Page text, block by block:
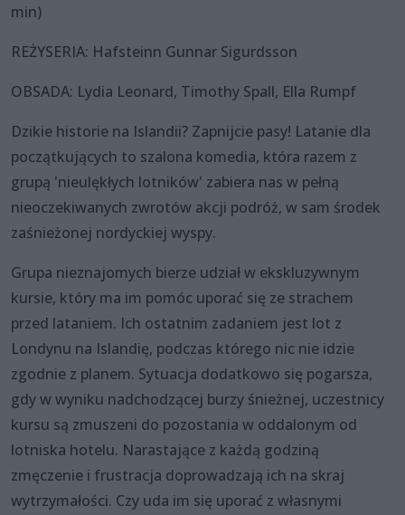
min)
REŻYSERIA: Hafsteinn Gunnar Sigurdsson
OBSADA: Lydia Leonard, Timothy Spall, Ella Rumpf
Dzikie historie na Islandii? Zapnijcie pasy! Latanie dla
początkujących to szalona komedia, która razem z
grupą 'nieulękłych lotników' zabiera nas w pełną
nieoczekiwanych zwrotów akcji podróż, w sam środek
zaśnieżonej nordyckiej wyspy.
Grupa nieznajomych bierze udział w ekskluzywnym
kursie, który ma im pomóc uporać się ze strachem
przed lataniem. Ich ostatnim zadaniem jest lot z
Londynu na Islandię, podczas którego nic nie idzie
zgodnie z planem. Sytuacja dodatkowo się pogarsza,
gdy w wyniku nadchodzącej burzy śnieżnej, uczestnicy
kursu są zmuszeni do pozostania w oddalonym od
lotniska hotelu. Narastające z każdą godziną
zmęczenie i frustracja doprowadzają ich na skraj
wytrzymałości. Czy uda im się uporać z własnymi